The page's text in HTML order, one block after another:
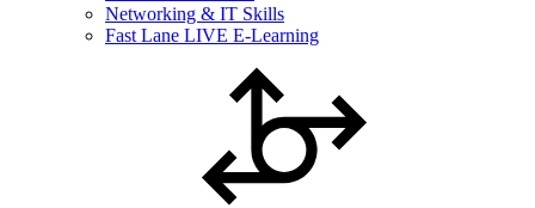
Networking & IT Skills
Fast Lane LIVE E-Learning